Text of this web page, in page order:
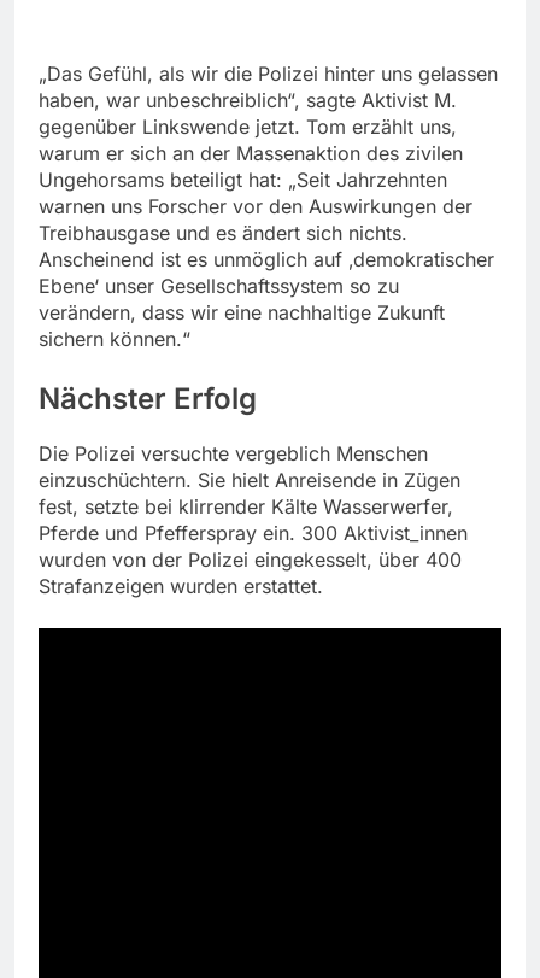
„Das Gefühl, als wir die Polizei hinter uns gelassen
haben, war unbeschreiblich“, sagte Aktivist M.
gegenüber Linkswende jetzt. Tom erzählt uns,
warum er sich an der Massenaktion des zivilen
Ungehorsams beteiligt hat: „Seit Jahrzehnten
warnen uns Forscher vor den Auswirkungen der
Treibhausgase und es ändert sich nichts.
Anscheinend ist es unmöglich auf ‚demokratischer
Ebene‘ unser Gesellschaftssystem so zu
verändern, dass wir eine nachhaltige Zukunft
sichern können.“
Nächster Erfolg
Die Polizei versuchte vergeblich Menschen
einzuschüchtern. Sie hielt Anreisende in Zügen
fest, setzte bei klirrender Kälte Wasserwerfer,
Pferde und Pfefferspray ein. 300 Aktivist_innen
wurden von der Polizei eingekesselt, über 400
Strafanzeigen wurden erstattet.